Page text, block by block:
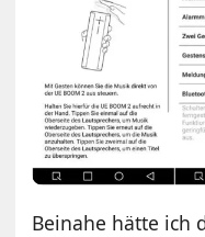
Beinahe hätte ich